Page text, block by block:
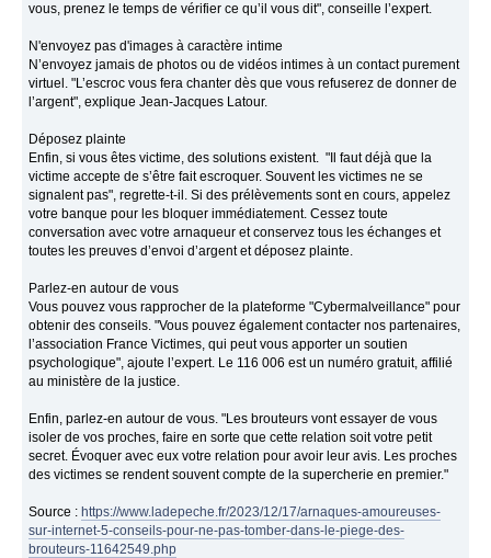
vous, prenez le temps de vérifier ce qu’il vous dit", conseille l’expert.
N'envoyez pas d'images à caractère intime
N’envoyez jamais de photos ou de vidéos intimes à un contact purement
virtuel. "L’escroc vous fera chanter dès que vous refuserez de donner de
l’argent", explique Jean-Jacques Latour.
Déposez plainte
Enfin, si vous êtes victime, des solutions existent. "Il faut déjà que la
victime accepte de s’être fait escroquer. Souvent les victimes ne se
signalent pas", regrette-t-il. Si des prélèvements sont en cours, appelez
votre banque pour les bloquer immédiatement. Cessez toute
conversation avec votre arnaqueur et conservez tous les échanges et
toutes les preuves d’envoi d’argent et déposez plainte.
Parlez-en autour de vous
Vous pouvez vous rapprocher de la plateforme "Cybermalveillance" pour
obtenir des conseils. "Vous pouvez également contacter nos partenaires,
l’association France Victimes, qui peut vous apporter un soutien
psychologique", ajoute l’expert. Le 116 006 est un numéro gratuit, affilié
au ministère de la justice.
Enfin, parlez-en autour de vous. "Les brouteurs vont essayer de vous
isoler de vos proches, faire en sorte que cette relation soit votre petit
secret. Évoquer avec eux votre relation pour avoir leur avis. Les proches
des victimes se rendent souvent compte de la supercherie en premier."
Source : https://www.ladepeche.fr/2023/12/17/arnaques-amoureuses-
sur-internet-5-conseils-pour-ne-pas-tomber-dans-le-piege-des-
brouteurs-11642549.php